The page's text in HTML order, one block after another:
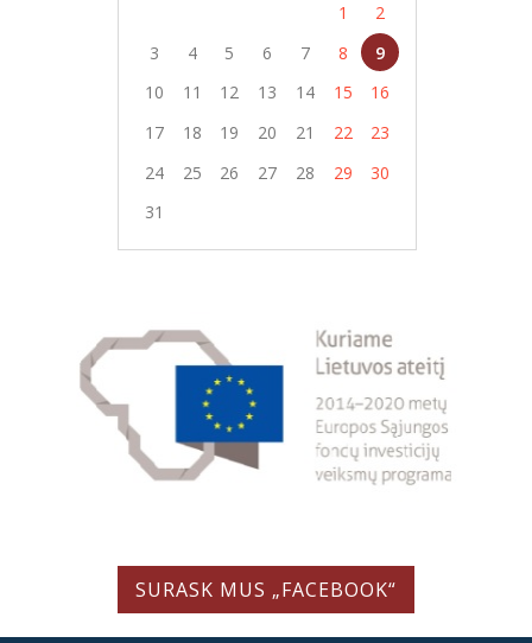
1
2
3
4 5 6 7 8
9
10
11 12 13 14 15
16
17
18 19 20 21 22
23
24
25 26 27 28 29
30
31
SURASK MUS „FACEBOOK“